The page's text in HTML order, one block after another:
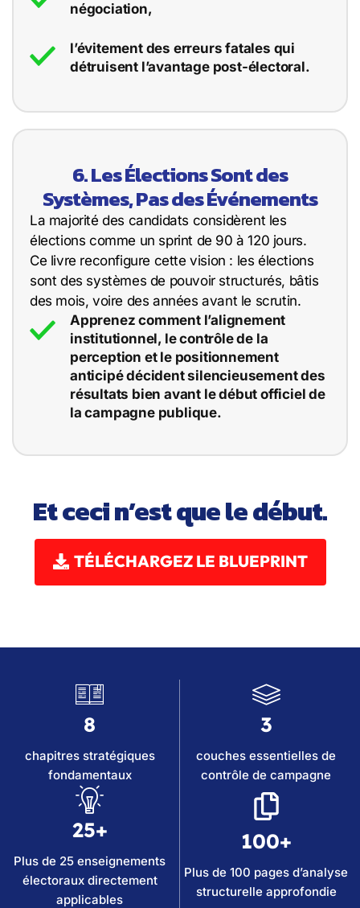
négociation,
l’évitement des erreurs fatales qui
détruisent l’avantage post-électoral.
6. Les Élections Sont des
Systèmes, Pas des Événements
La majorité des candidats considèrent les
élections comme un sprint de 90 à 120 jours.
Ce livre reconfigure cette vision : les élections
sont des systèmes de pouvoir structurés, bâtis
des mois, voire des années avant le scrutin.
Apprenez comment l’alignement
institutionnel, le contrôle de la
perception et le positionnement
anticipé décident silencieusement des
résultats bien avant le début officiel de
la campagne publique.
Et ceci n’est que le début.
TÉLÉCHARGEZ LE BLUEPRINT
8
chapitres stratégiques
fondamentaux
3
couches essentielles de
contrôle de campagne
25+
Plus de 25 enseignements
électoraux directement
applicables
100+
Plus de 100 pages d’analyse
structurelle approfondie